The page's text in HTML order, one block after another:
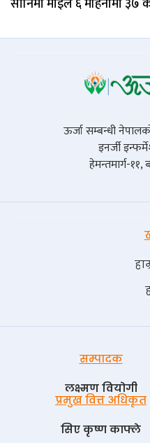
ऊर्जा सम्बन्धी
इनर्जी
हेमन्तमार्ग-
सम्पादक
लक्ष्मण वियोगी
प्रमुख वित्त अधिकृत
सिए कृष्ण काफ्ले